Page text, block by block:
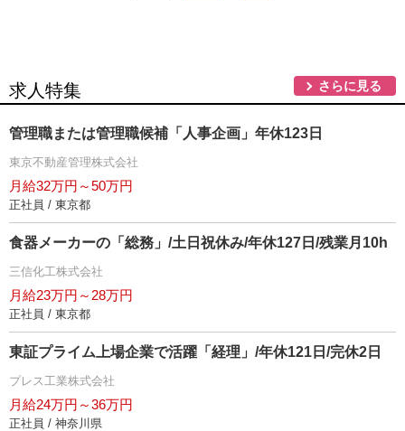
求人特集 さらに見る
管理職または管理職候補「人事企画」年休123日
東京不動産管理株式会社
月給32万円～50万円
正社員 / 東京都
食器メーカーの「総務」/土日祝休み/年休127日/残業月10h
三信化工株式会社
月給23万円～28万円
正社員 / 東京都
東証プライム上場企業で活躍「経理」/年休121日/完休2日
プレス工業株式会社
月給24万円～36万円
正社員 / 神奈川県